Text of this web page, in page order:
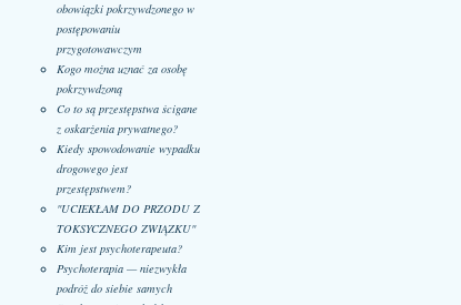
obowiązki pokrzywdzonego w
postępowaniu
przygotowawczym
Kogo można uznać za osobę
pokrzywdzoną
Co to są przestępstwa ścigane
z oskarżenia prywatnego?
Kiedy spowodowanie wypadku
drogowego jest
przestępstwem?
"UCIEKŁAM DO PRZODU Z
TOKSYCZNEGO ZWIĄZKU"
Kim jest psychoterapeuta?
Psychoterapia — niezwykła
podróż do siebie samych